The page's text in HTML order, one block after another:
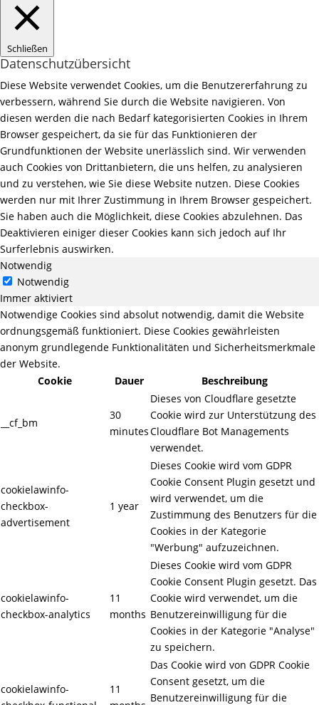
Schließen
Datenschutzübersicht
Diese Website verwendet Cookies, um die Benutzererfahrung zu
verbessern, während Sie durch die Website navigieren. Von
diesen werden die nach Bedarf kategorisierten Cookies in Ihrem
Browser gespeichert, da sie für das Funktionieren der
Grundfunktionen der Website unerlässlich sind. Wir verwenden
auch Cookies von Drittanbietern, die uns helfen, zu analysieren
und zu verstehen, wie Sie diese Website nutzen. Diese Cookies
werden nur mit Ihrer Zustimmung in Ihrem Browser gespeichert.
Sie haben auch die Möglichkeit, diese Cookies abzulehnen. Das
Deaktivieren einiger dieser Cookies kann sich jedoch auf Ihr
Surferlebnis auswirken.
Notwendig
Notwendig
Immer aktiviert
Notwendige Cookies sind absolut notwendig, damit die Website
ordnungsgemäß funktioniert. Diese Cookies gewährleisten
anonym grundlegende Funktionalitäten und Sicherheitsmerkmale
der Website.
Cookie
Dauer Beschreibung
__cf_bm
30
minutes
Dieses von Cloudflare gesetzte
Cookie wird zur Unterstützung des
Cloudflare Bot Managements
verwendet.
cookielawinfo-
checkbox-
advertisement
1 year
Dieses Cookie wird vom GDPR
Cookie Consent Plugin gesetzt und
wird verwendet, um die
Zustimmung des Benutzers für die
Cookies in der Kategorie
"Werbung" aufzuzeichnen.
cookielawinfo-
checkbox-analytics
11
months
Dieses Cookie wird vom GDPR
Cookie Consent Plugin gesetzt. Das
Cookie wird verwendet, um die
Benutzereinwilligung für die
Cookies in der Kategorie "Analyse"
zu speichern.
cookielawinfo-
11
Das Cookie wird von GDPR Cookie
Consent gesetzt, um die
Benutzereinwilligung für die